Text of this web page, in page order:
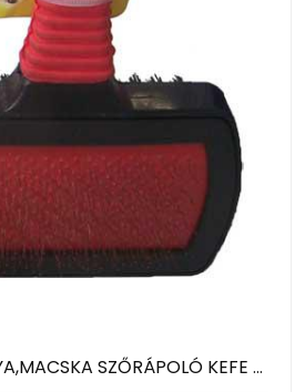
KÉTOLDALAS KUTYA,MACSKA SZŐRÁPOLÓ KEFE / HUICAI PET GROOM /